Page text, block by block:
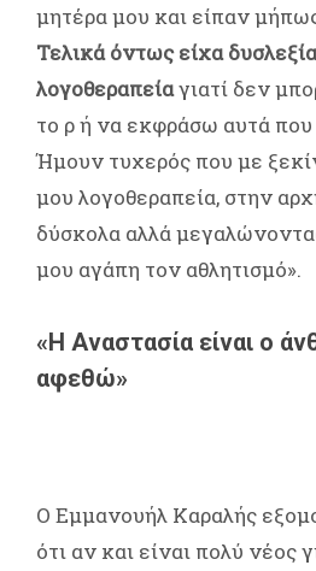
μητέρα μου και είπαν
Τελικά όντως είχα
λογοθεραπείαγιατί δεν
το ρ ή να εκφράσω αυτά
Ήμουν τυχερός που με
μου λογοθεραπεία, στην
δύσκολα αλλά
μου αγάπη τον αθλητισμό».
«Η Αναστασία είναι ο
αφεθώ»
Ο Εμμανουήλ Καραλής
ότι αν και είναι πολύ νέος